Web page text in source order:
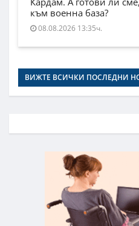
към военна база?
08.08.2026 13:35ч.
ВИЖТЕ ВСИЧКИ ПОСЛЕДНИ